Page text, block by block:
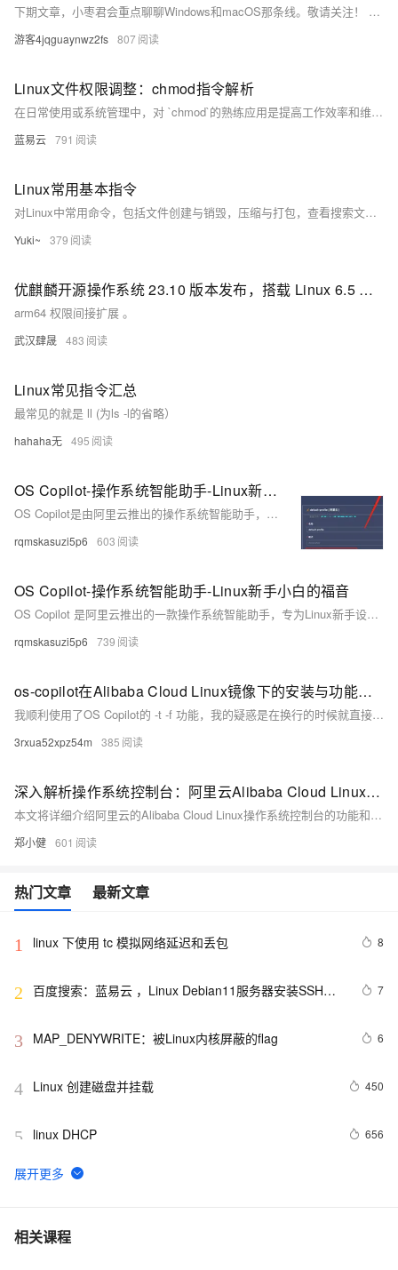
下期文章，小枣君会重点聊聊Windows和macOS那条线。敬请关注！ 如果大家觉得文章不错，还请帮忙多多转发！谢谢！
游客4jqguaynwz2fs 807
Linux文件权限调整：chmod指令解析
在日常使用或系统管理中，对 `chmod`的熟练应用是提高工作效率和维持系统稳定性的关键。掌握如何给予或限制权限是每个Linux使用者都应该具备的技能。
蓝易云 791
Linux常用基本指令
对Linux中常用命令，包括文件创建与销毁，压缩与打包，查看搜索文件的方式等指令的介绍
Yuki~ 379
优麒麟开源操作系统 23.10 版本发布，搭载 Linux 6.5 内核
arm64 权限间接扩展 。
武汉肆晟 483
Linux常见指令汇总
最常见的就是 ll (为ls -l的省略）
hahaha无 495
OS Copilot-操作系统智能助手-Linux新手小白的福音
OS Copilot是由阿里云推出的操作系统智能助手，专为Linux新手设计，支持自然语言问答、辅助命令执行等功能，极大提升了Linux系统的使用效率。用户只需通过简单的命令或自然语言描述问题，OS Copilot即可快速提供解决方案并执行相应操作。例如，查询磁盘使用量等常见任务变得轻松快捷。此外，它还支持从文件读取复杂任务定义，进一步简化了操作流程。虽然在某些模式下可能存在小问题，但总体上大大节省了学习和操作时间，提高了工作效率。
rqmskasuzi5p6 603
OS Copilot-操作系统智能助手-Linux新手小白的福音
OS Copilot 是阿里云推出的一款操作系统智能助手，专为Linux新手设计，支持自然语言问答、辅助命令执行和系统运维调优等功能。通过简单的命令行操作，用户可以快速获取所需信息并执行任务，极大提升了Linux系统的使用效率。安装步骤简单，只需在阿里云服务器上运行几条命令即可完成部署。使用过程中，OS Copilot不仅能帮助查找命令，还能处理文件和复杂场景，显著节省了查找资料的时间。体验中发现，部分输出格式和偶尔出现的英文提示有待优化，但整体非常实用，特别适合Linux初学者。
rqmskasuzi5p6 739
os-copilot在Alibaba Cloud Linux镜像下的安装与功能测试
我顺利使用了OS Copilot的 -t -f 功能，我的疑惑是在换行的时候就直接进行提问了，每次只能写一个问题，没法连续换行更有逻辑的输入问题。 我认为 -t 管道 功能有用 ，能解决环境问题的连续性操作。 我认为 -f 管道 功能有用 ，可以单独创建可连续性提问的task问题。 我认为 | 对文件直接理解在新的服务器理解有很大的帮助。 此外，我还有建议 可以在非 co 的环境下也能进行连续性的提问。
3rxua52xpz54m 385
深入解析操作系统控制台：阿里云Alibaba Cloud Linux（Alinux）的运维利器
本文将详细介绍阿里云的Alibaba Cloud Linux操作系统控制台的功能和优势。
郑小健 601
热门文章 最新文章
1 linux 下使用 tc 模拟网络延迟和丢包 8
2 百度搜索：蓝易云 ，Linux Debian11服务器安装SSH，
7
3 MAP_DENYWRITE：被Linux内核屏蔽的flag 6
4 Linux 创建磁盘并挂载 450
5 linux DHCP 656
6
FFmpeg开发笔记（五十九）Linux编译ijkplayer的
7 在Linux中，如何获取CPU的总核心数？
相关课程